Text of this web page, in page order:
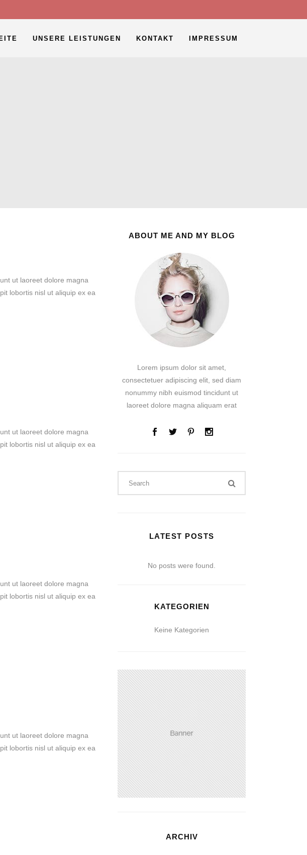
UNSERE LEISTUNGEN KONTAKT IMPRESSUM
ut laoreet dolore magna
lobortis nisl ut aliquip ex ea
ut laoreet dolore magna
lobortis nisl ut aliquip ex ea
ut laoreet dolore magna
lobortis nisl ut aliquip ex ea
ut laoreet dolore magna
lobortis nisl ut aliquip ex ea
ABOUT ME AND MY BLOG
Lorem ipsum dolor sit amet,
consectetuer adipiscing elit, sed diam
nonummy nibh euismod tincidunt ut
laoreet dolore magna aliquam erat
LATEST POSTS
No posts were found.
KATEGORIEN
Keine Kategorien
ARCHIV